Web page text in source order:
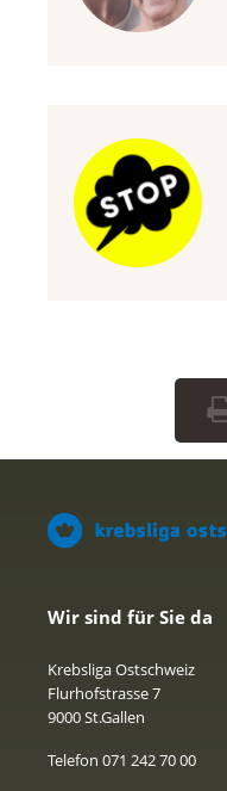
Wir sind für Sie da
Krebsliga Ostschweiz
Flurhofstrasse 7
9000 St.Gallen
Telefon 071 242 70 00